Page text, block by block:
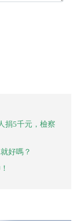
捐5千元，檢察
好嗎？